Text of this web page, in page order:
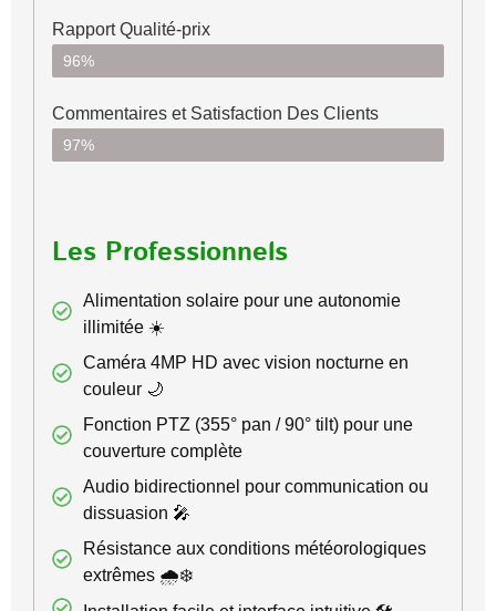
Rapport Qualité-prix
96%
Commentaires et Satisfaction Des Clients
97%
Les Professionnels
Alimentation solaire pour une autonomie
illimitée ☀️
Caméra 4MP HD avec vision nocturne en
couleur 🌙
Fonction PTZ (355° pan / 90° tilt) pour une
couverture complète
Audio bidirectionnel pour communication ou
dissuasion 🎤
Résistance aux conditions météorologiques
extrêmes 🌧️❄️